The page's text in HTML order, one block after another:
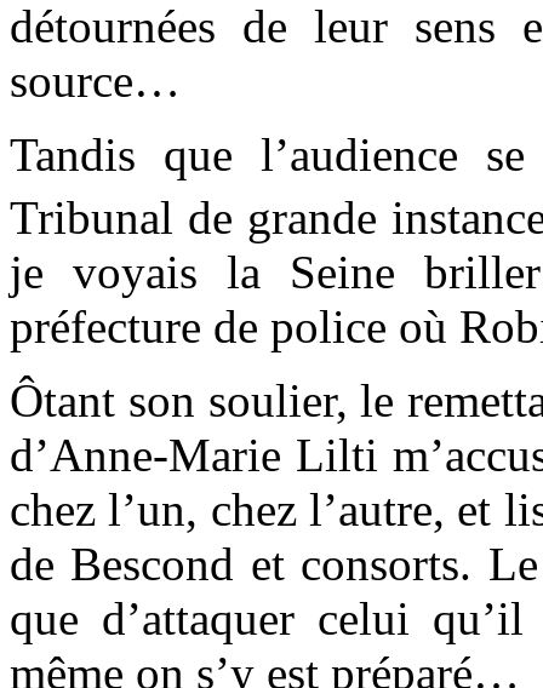
détournées de leur sens
source…
Tandis que l’audience
Tribunal de grande
je voyais la Seine
préfecture de police où
Ôtant son soulier, le
d’Anne-Marie Lilti
chez l’un, chez l’autre, et
de Bescond et consorts.
que d’attaquer celui
même on s’y est préparé…